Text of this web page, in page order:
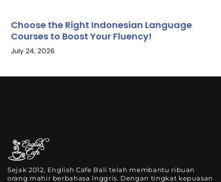
Choose the Right Indonesian Language
Courses to Boost Your Fluency!
July 24, 2026
Sejak 2012, English Cafe Bali telah membantu ribuan
orang mahir berbahasa Inggris. Dengan tingkat kepuasan